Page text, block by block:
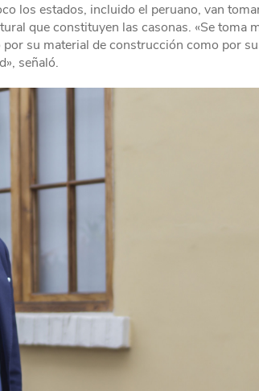
los estados, incluido el peruano, van
que constituyen las casonas. «Se toma
su material de construcción como por
señaló.